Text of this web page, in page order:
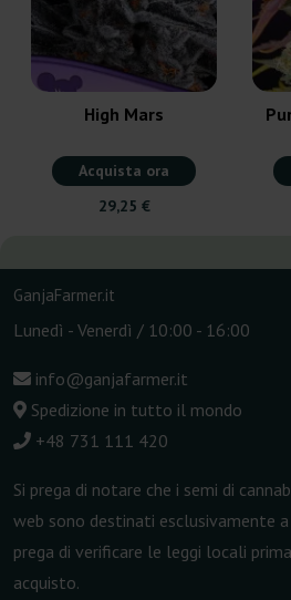
High Mars
Acquista ora
29,25 €
GanjaFarmer.it
Lunedì - Venerdì / 10:00 - 16:00
info@ganjafarmer.it
Spedizione in tutto il mondo
+48 731 111 420
Si prega di notare che i semi di
web sono destinati esclusivamente
prega di verificare le leggi locali
acquisto.